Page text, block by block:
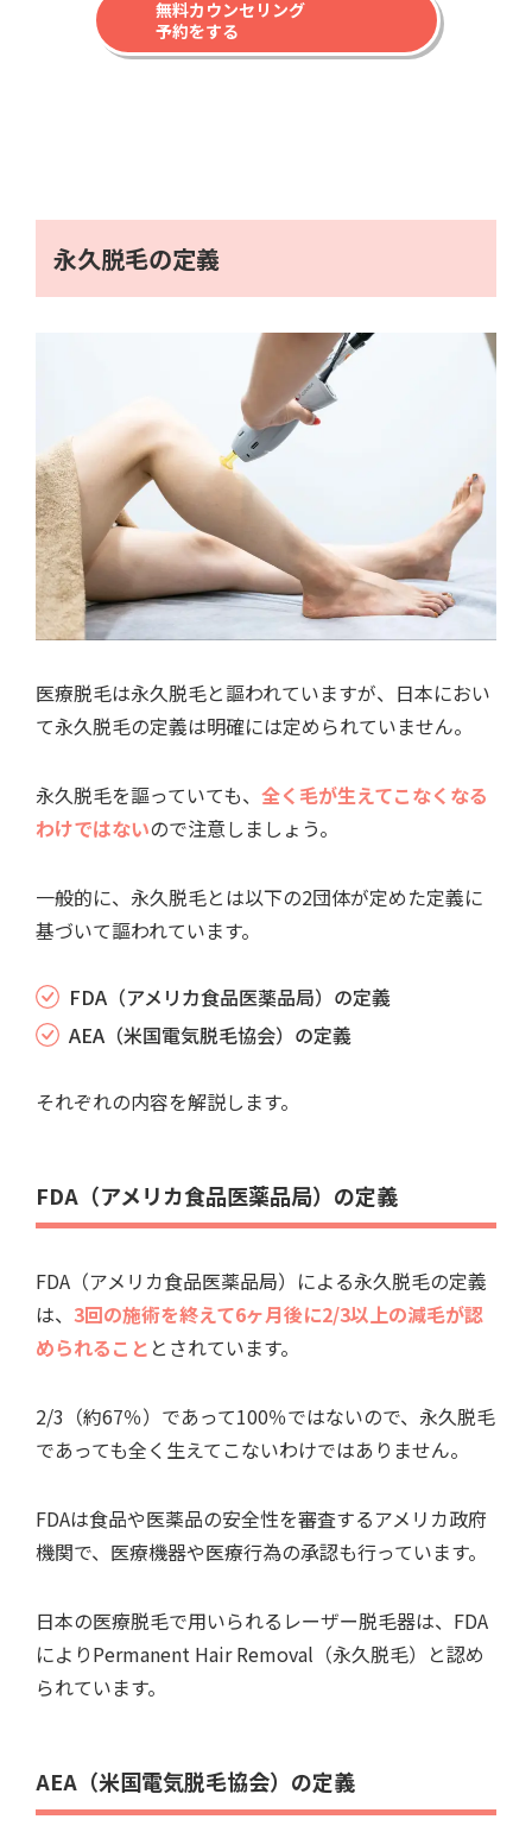
無料カウンセリング
予約をする
永久脱毛の定義
医療脱毛は永久脱毛と謳われていますが、日本におい
て永久脱毛の定義は明確には定められていません。
永久脱毛を謳っていても、 全く毛が生えてこなくなる
わけではないので注意しましょう。
一般的に、永久脱毛とは以下の2団体が定めた定義に
基づいて謳われています。
FDA（アメリカ食品医薬品局）の定義
AEA（米国電気脱毛協会）の定義
それぞれの内容を解説します。
FDA（アメリカ食品医薬品局）の定義
FDA（アメリカ食品医薬品局）による永久脱毛の定義
は、 3回の施術を終えて6ヶ月後に2/3以上の減毛が認
められること とされています。
2/3（約67％）であって100％ではないので、永久脱毛
であっても全く生えてこないわけではありません。
FDAは食品や医薬品の安全性を審査するアメリカ政府
機関で、医療機器や医療行為の承認も行っています。
日本の医療脱毛で用いられるレーザー脱毛器は、FDA
によりPermanent Hair Removal（永久脱毛）と認め
られています。
AEA（米国電気脱毛協会）の定義